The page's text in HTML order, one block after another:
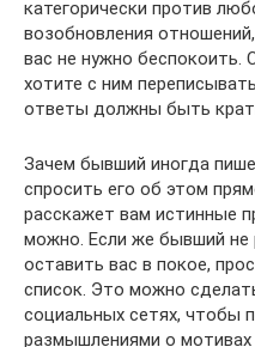
категорически против
возобновления
вас не нужно беспокоить.
хотите с ним
ответы должны быть
Зачем бывший иногда
спросить его об этом
расскажет вам истинные
можно. Если же бывший не
оставить вас в покое,
список. Это можно
социальных сетях, чтобы
размышлениями о мотивах